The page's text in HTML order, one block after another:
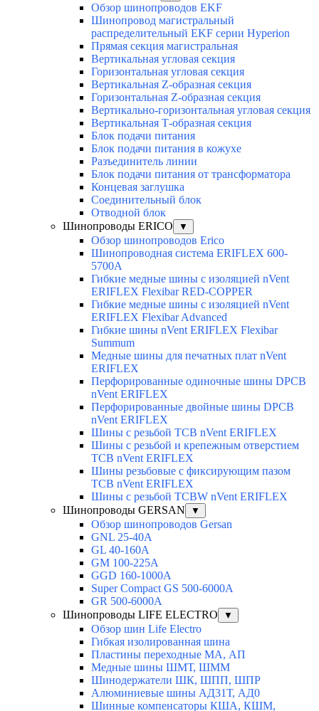
Обзор шинопроводов EKF
Шинопровод магистральный
распределительный EKF серии Hyperion
Прямая секция магистральная
Вертикальная угловая секция
Горизонтальная угловая секция
Вертикальная Z-образная секция
Горизонтальная Z-образная секция
Вертикально-горизонтальная угловая секция
Вертикальная Т-образная секция
Блок подачи питания
Блок подачи питания в кожухе
Разъединитель линии
Блок подачи питания от трансформатора
Концевая заглушка
Соединительный блок
Отводной блок
Шинопроводы ERICO
▼
Обзор шинопроводов Erico
Шинопроводная система ERIFLEX 600-
5700A
Гибкие медные шины с изоляцией nVent
ERIFLEX Flexibar RED-COPPER
Гибкие медные шины с изоляцией nVent
ERIFLEX Flexibar Advanced
Гибкие шины nVent ERIFLEX Flexibar
Summum
Медные шины для печатных плат nVent
ERIFLEX
Перфорированные одиночные шины DPCB
nVent ERIFLEX
Перфорированные двойные шины DPCB
nVent ERIFLEX
Шины с резьбой TCB nVent ERIFLEX
Шины с резьбой и крепежным отверстием
TCB nVent ERIFLEX
Шины резьбовые с фиксирующим пазом
TCB nVent ERIFLEX
Шины с резьбой TCBW nVent ERIFLEX
Шинопроводы GERSAN
▼
Обзор шинопроводов Gersan
GNL 25-40A
GL 40-160A
GM 100-225A
GGD 160-1000A
Super Compact GS 500-6000A
GR 500-6000A
Шинопроводы LIFE ELECTRO
▼
Обзор шин Life Electro
Гибкая изолированная шина
Пластины переходные МА, АП
Медные шины ШМТ, ШММ
Шинодержатели ШК, ШПП, ШПР
Алюминиевые шины АД31Т, АД0
Шинные компенсаторы КША, КШМ,